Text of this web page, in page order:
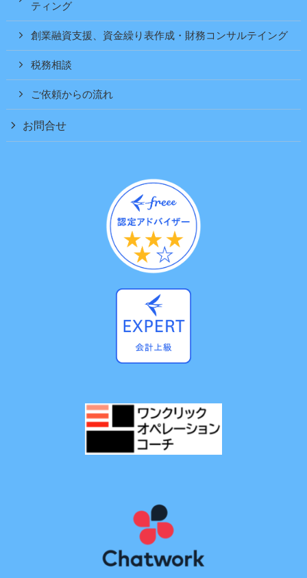
ティング
創業融資支援、資金繰り表作成・財務コンサルテイング
税務相談
ご依頼からの流れ
お問合せ